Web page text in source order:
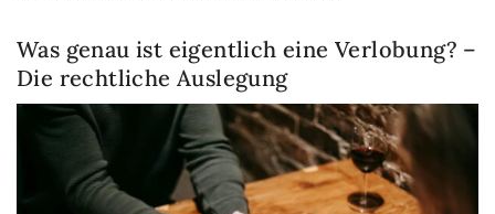
Was genau ist eigentlich eine Verlobung? –
Die rechtliche Auslegung